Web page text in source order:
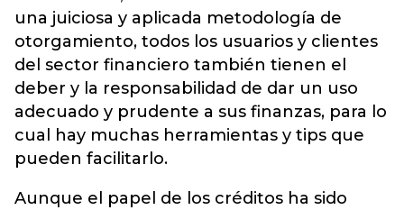
una juiciosa y aplicada metodología de
otorgamiento, todos los usuarios y clientes
del sector financiero también tienen el
deber y la responsabilidad de dar un uso
adecuado y prudente a sus finanzas, para lo
cual hay muchas herramientas y tips que
pueden facilitarlo.
Aunque el papel de los créditos ha sido